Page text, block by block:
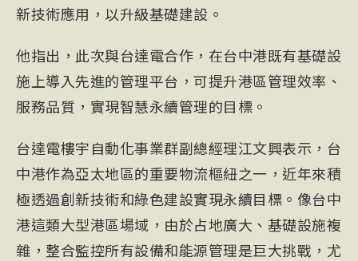
新技術應用，以升級基礎建設。
他指出，此次與台達電合作，在台中港既有基礎設
施上導入先進的管理平台，可提升港區管理效率、
服務品質，實現智慧永續管理的目標。
台達電樓宇自動化事業群副總經理江文興表示，台
中港作為亞太地區的重要物流樞紐之一，近年來積
極透過創新技術和綠色建設實現永續目標。像台中
港這類大型港區場域，由於占地廣大、基礎設施複
雜，整合監控所有設備和能源管理是巨大挑戰，尤